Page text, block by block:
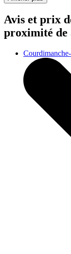
Avis et prix
proximité de